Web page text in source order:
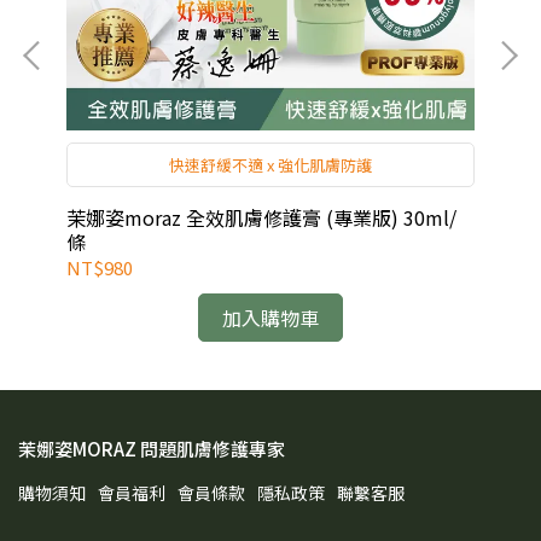
快速舒緩不適 x 強化肌膚防護
茉娜姿moraz 全效肌膚修護膏 (專業版) 30ml/
條
NT$980
加入購物車
茉娜姿MORAZ 問題肌膚修護專家
購物須知 會員福利 會員條款 隱私政策 聯繫客服